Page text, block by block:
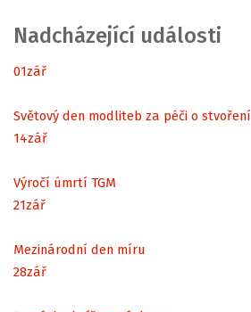
Nadcházející události
01zář
Světový den modliteb za péči o stvoření
14zář
Výročí úmrtí TGM
21zář
Mezinárodní den míru
28zář